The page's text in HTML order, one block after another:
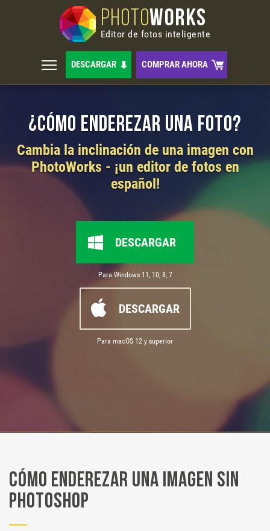
PHOTOWORKS
Editor de fotos inteligente
DESCARGAR COMPRAR AHORA
¿Сómo enderezar una foto?
Cambia la inclinación de una imagen con
PhotoWorks - ¡un editor de fotos en
español!
DESCARGAR
Para Windows 11, 10, 8, 7
DESCARGAR
Para macOS 12 y superior
Cómo enderezar una imagen sin
Photoshop